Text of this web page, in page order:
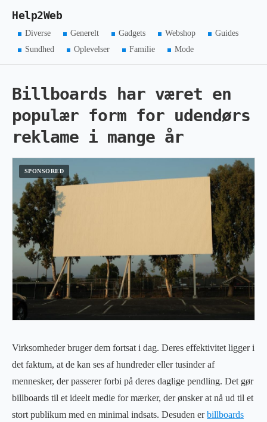
Help2Web
Diverse Generelt Gadgets Webshop
Guides
Sundhed
Oplevelser Familie Mode
Billboards har været en
populær form for udendørs
reklame i mange år
Virksomheder bruger dem fortsat i dag. Deres effektivitet ligger i
det faktum, at de kan ses af hundreder eller tusinder af
mennesker, der passerer forbi på deres daglige pendling. Det gør
billboards til et ideelt medie for mærker, der ønsker at nå ud til et
stort publikum med en minimal indsats. Desuden erbillboards